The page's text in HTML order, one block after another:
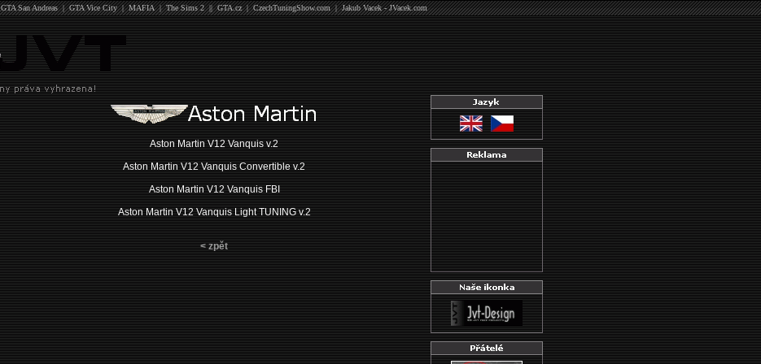
GTA San Andreas|GTA Vice City|MAFIA|The Sims 2||GTA.cz|CzechTuningShow.com|Jakub Vacek - JVacek.com
Aston Martin V12 Vanquis v.2
Aston Martin V12 Vanquis Convertible v.2
Aston Martin V12 Vanquis FBI
Aston Martin V12 Vanquis Light TUNING v.2
< zpět